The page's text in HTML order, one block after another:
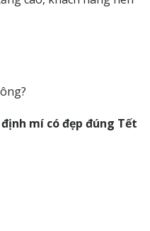
mí có đẹp đúng Tết